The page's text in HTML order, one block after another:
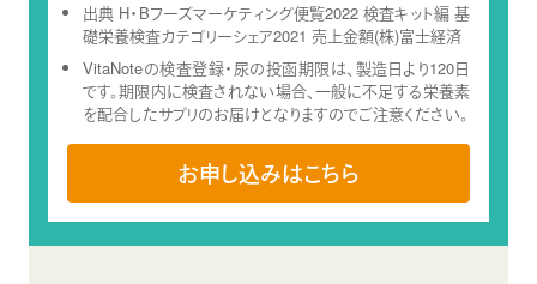
出典 H・Bフーズマーケティング便覧2022 検査キット編 基
礎栄養検査カテゴリーシェア2021 売上金額(株)富士経済
VitaNoteの検査登録・尿の投函期限は、製造日より120日
です。期限内に検査されない場合、一般に不足する栄養素
を配合したサプリのお届けとなりますのでご注意ください。
お申し込みはこちら